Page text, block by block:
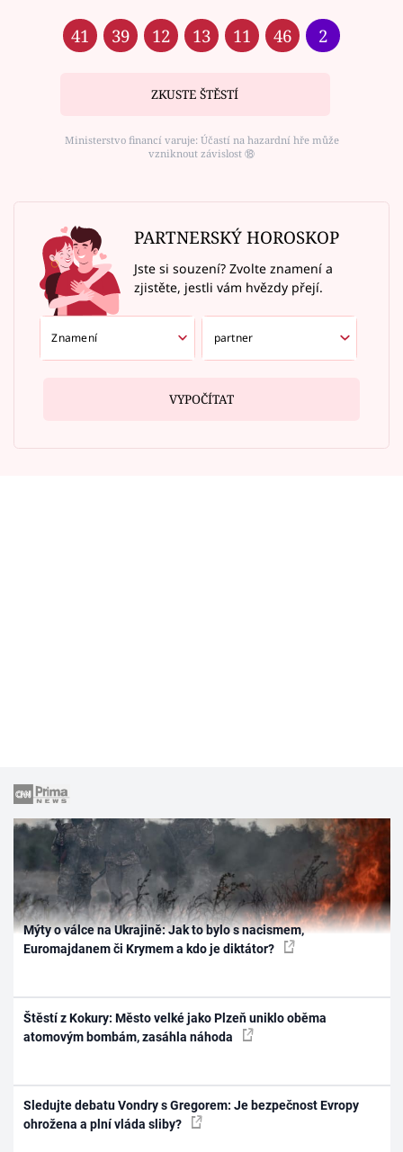
41 39 12 13 11 46 2
ZKUSTE ŠTĚSTÍ
Ministerstvo financí varuje: Účastí na hazardní hře může
vzniknout závislost ⑱
PARTNERSKÝ HOROSKOP
Jste si souzení? Zvolte znamení a
zjistěte, jestli vám hvězdy přejí.
VYPOČÍTAT
Mýty o válce na Ukrajině: Jak to bylo s nacismem,
Euromajdanem či Krymem a kdo je diktátor?
Štěstí z Kokury: Město velké jako Plzeň uniklo oběma
atomovým bombám, zasáhla náhoda
Sledujte debatu Vondry s Gregorem: Je bezpečnost Evropy
ohrožena a plní vláda sliby?